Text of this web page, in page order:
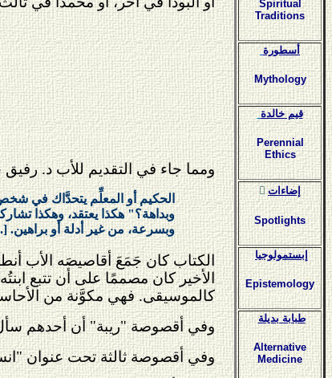
ومما جاء في التقديم للأب د.
الحكيم أو المعلِّم يتحدَّاك في
وبداهة؟" هكذا يعتقد، وهكذا
وبسرعة، من غير أدلة أو براهين.
الكتاب كان جَمَعَ أقاصيصَه الأب
الأخير كان مصممًا على أن تتبع
كالموسيقى. فهي مكوَّنة من
وفي أقصوصة "ريبة" أن أحدهم سأل
وفي أقصوصة ثالثة تحت عنوان
Spiritual
Traditions
أسطورة
Mythology
قيم خالدة
Perennial
Ethics
ٍإضاءات
Spotlights
إبستمولوجيا
Epistemology
طبابة بديلة
Alternative
Medicine